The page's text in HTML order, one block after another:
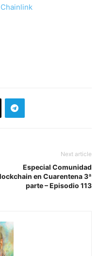
Next article
Especial Comunidad
en Cuarentena 3ª
parte – Episodio 113